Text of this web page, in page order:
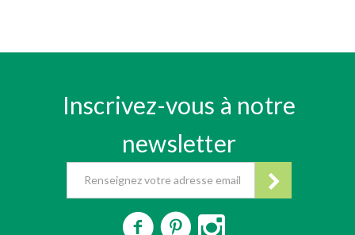
Inscrivez-vous à notre
newsletter